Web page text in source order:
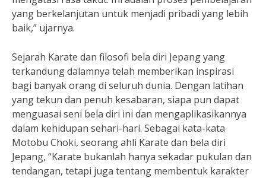
yang berkelanjutan untuk menjadi pribadi yang lebih
baik,” ujarnya.
Sejarah Karate dan filosofi bela diri Jepang yang
terkandung dalamnya telah memberikan inspirasi
bagi banyak orang di seluruh dunia. Dengan latihan
yang tekun dan penuh kesabaran, siapa pun dapat
menguasai seni bela diri ini dan mengaplikasikannya
dalam kehidupan sehari-hari. Sebagai kata-kata
Motobu Choki, seorang ahli Karate dan bela diri
Jepang, “Karate bukanlah hanya sekadar pukulan dan
tendangan, tetapi juga tentang membentuk karakter